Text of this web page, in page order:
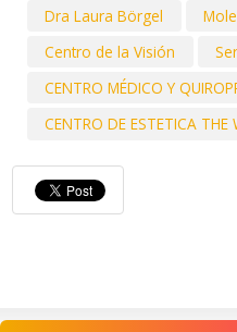
Dra Laura Börgel
Centro de la Visión
CENTRO MÉDICO Y
CENTRO DE ESTETICA THE